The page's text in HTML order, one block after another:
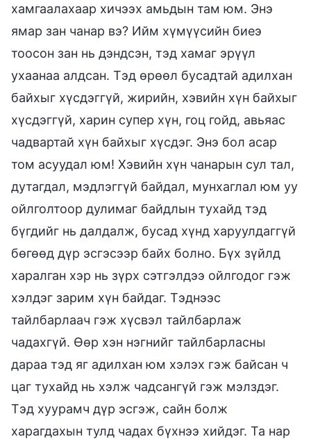
хамгаалахаар хичээх амьдын там юм. Энэ
ямар зан чанар вэ? Ийм хүмүүсийн биеэ
тоосон зан нь дэндсэн, тэд хамаг эрүүл
ухаанаа алдсан. Тэд өрөөл бусадтай адилхан
байхыг хүсдэггүй, жирийн, хэвийн хүн байхыг
хүсдэггүй, харин супер хүн, гоц гойд, авьяас
чадвартай хүн байхыг хүсдэг. Энэ бол асар
том асуудал юм! Хэвийн хүн чанарын сул тал,
дутагдал, мэдлэггүй байдал, мунхаглал юм уу
ойлголтоор дулимаг байдлын тухайд тэд
бүгдийг нь далдалж, бусад хүнд харуулдаггүй
бөгөөд дүр эсгэсээр байх болно. Бүх зүйлд
харалган хэр нь зүрх сэтгэлдээ ойлгодог гэж
хэлдэг зарим хүн байдаг. Тэднээс
тайлбарлаач гэж хүсвэл тайлбарлаж
чадахгүй. Өөр хэн нэгнийг тайлбарласны
дараа тэд яг адилхан юм хэлэх гэж байсан ч
цаг тухайд нь хэлж чадсангүй гэж мэлздэг.
Тэд хуурамч дүр эсгэж, сайн болж
харагдахын тулд чадах бүхнээ хийдэг. Та нар